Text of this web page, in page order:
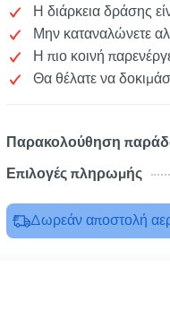
Η διάρκεια δράσης
Μην καταναλώνετε
Η πιο κοινή
Θα θέλατε να
Παρακολούθηση
Επιλογές πληρωμής
Δωρεάν αποστολή